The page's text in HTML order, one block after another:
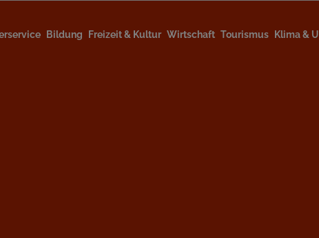
Bildung Freizeit & Kultur Wirtschaft Tourismus Klima &